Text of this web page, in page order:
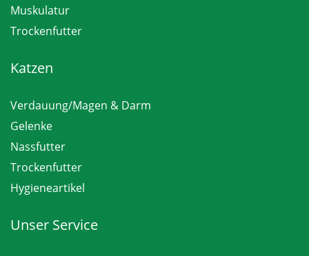
Muskulatur
Trockenfutter
Katzen
Verdauung/Magen & Darm
Gelenke
Nassfutter
Trockenfutter
Hygieneartikel
Unser Service